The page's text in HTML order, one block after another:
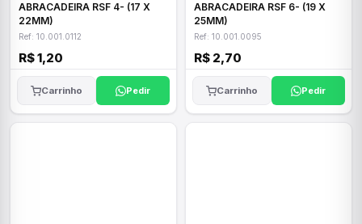
ABRACADEIRA RSF 4- (17 X
22MM)
Ref: 10.001.0112
R$ 1,20
Carrinho Pedir
ABRACADEIRA RSF 6- (19 X
25MM)
Ref: 10.001.0095
R$ 2,70
Carrinho Pedir